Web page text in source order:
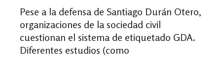
Pese a la defensa de Santiago Durán Otero,
organizaciones de la sociedad civil
cuestionan el sistema de etiquetado GDA.
Diferentes estudios (como